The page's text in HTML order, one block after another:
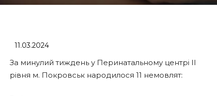
11.03.2024
За минулий тиждень у Перинатальному центрі ІІ
рівня м. Покровськ народилося 11 немовлят: